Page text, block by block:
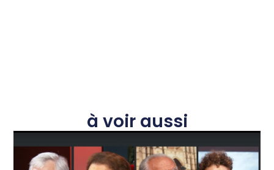
à voir aussi